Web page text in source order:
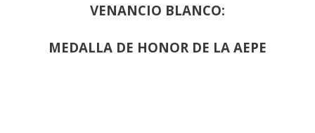
VENANCIO BLANCO:
MEDALLA DE HONOR DE LA AEPE